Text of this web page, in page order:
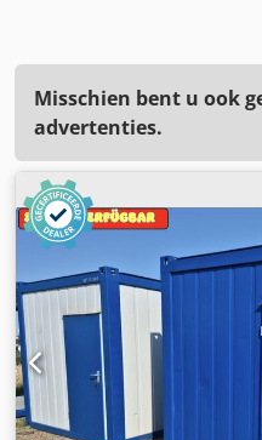
Misschien bent u ook
advertenties.